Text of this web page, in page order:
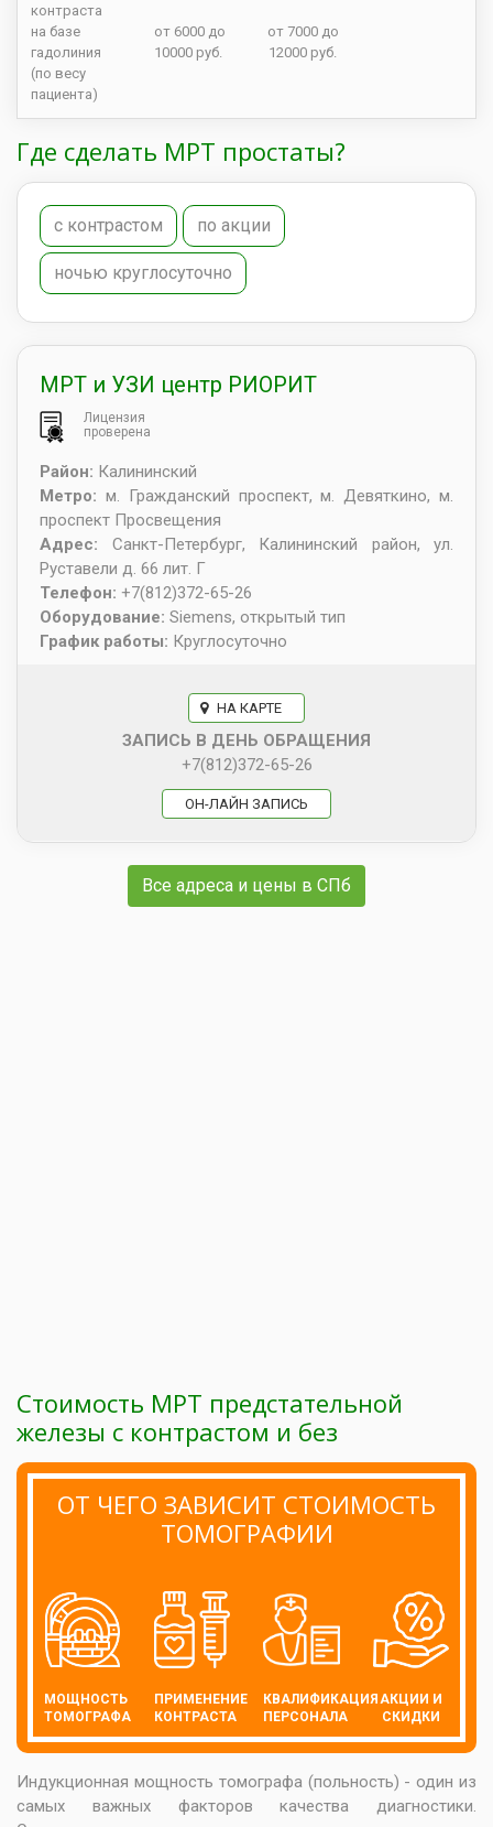
контраста
на базе
гадолиния
(по весу
пациента)
от 6000 до
10000 руб.
от 7000 до
12000 руб.
Где сделать МРТ простаты?
с контрастом по акции
ночью круглосуточно
МРТ и УЗИ центр РИОРИТ
Лицензия
проверена
Район: Калининский
Метро: м. Гражданский проспект, м. Девяткино, м.
проспект Просвещения
Адрес: Санкт-Петербург, Калининский район, ул.
Руставели д. 66 лит. Г
Телефон: +7(812)372-65-26
Оборудование: Siemens, открытый тип
График работы: Круглосуточно
НА КАРТЕ
ЗАПИСЬ В ДЕНЬ ОБРАЩЕНИЯ
+7(812)372-65-26
ОН-ЛАЙН ЗАПИСЬ
Все адреса и цены в СПб
Стоимость МРТ предстательной
железы с контрастом и без
ОТ ЧЕГО ЗАВИСИТ СТОИМОСТЬ
ТОМОГРАФИИ
МОЩНОСТЬ
ТОМОГРАФА
ПРИМЕНЕНИЕ
КОНТРАСТА
КВАЛИФИКАЦИЯ
ПЕРСОНАЛА
АКЦИИ И
СКИДКИ
Индукционная мощность томографа (польность) - один из
самых важных факторов качества диагностики.